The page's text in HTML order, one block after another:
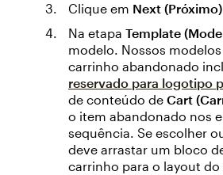
Clique em Next (Próximo)
Na etapa Template
modelo. Nossos
carrinho abandonado
reservado para logotipo
de conteúdo de Cart
o item abandonado nos
sequência. Se escolher
deve arrastar um bloco
carrinho para o layout do